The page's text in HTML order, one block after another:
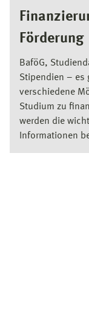
Förderung
BaföG,
Stipendien – es
verschiedene
Studium zu
werden die
Informationen